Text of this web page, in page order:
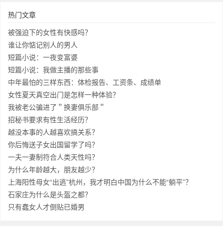
热门文章
被强迫下的女性有快感吗？
谁让你惦记别人的男人
短篇小说：一夜变富婆
短篇小说：我做主播的那些事
中年最怕的三样东西：体检报告、工资条、成绩单
女性夏天真空出门是怎样一种体验？
我被老公骗进了＂换妻俱乐部＂
招秘书要求有性生活经历？
越没本事的人越喜欢搞关系？
你后悔送子女出国留学了吗？
一夫一妻制符合人类天性吗？
为什么年龄越大，朋友越少？
上海阳性母女“出逃”杭州，我才明白中国为什么不能“躺平”？
石家庄为什么是头盔之都？
只有蠢女人才倒贴已婚男